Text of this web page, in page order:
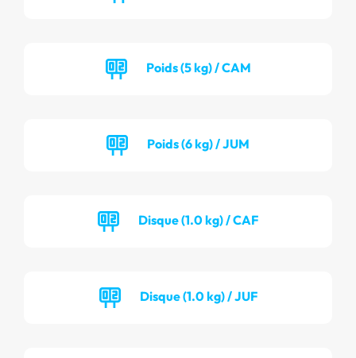
Poids (5 kg) / CAM
Poids (6 kg) / JUM
Disque (1.0 kg) / CAF
Disque (1.0 kg) / JUF